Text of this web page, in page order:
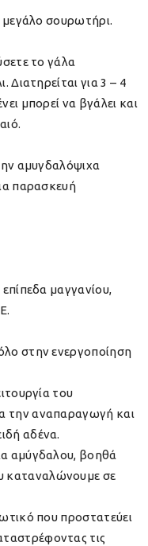
σουρωτήρι.
το γάλα
για 3 – 4
μπορεί να βγάλει και
αμυγδαλόψιχα
παρασκευή
μαγγανίου,
στην ενεργοποίηση
του
την αναπαραγωγή και
αδένα.
αμύγδαλου, βοηθά
καταναλώνουμε σε
που προστατεύει
τις